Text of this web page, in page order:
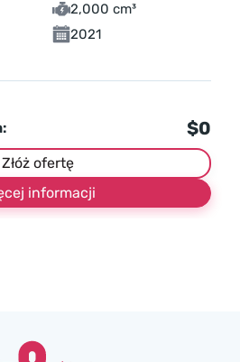
2,000 cm³
2021
$0
Złóż ofertę
informacji